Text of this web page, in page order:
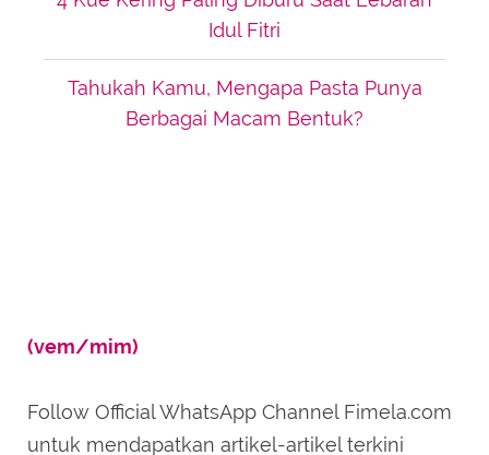
Idul Fitri
Tahukah Kamu, Mengapa Pasta Punya
Berbagai Macam Bentuk?
(vem/mim)
Follow Official WhatsApp Channel Fimela.com
untuk mendapatkan artikel-artikel terkini